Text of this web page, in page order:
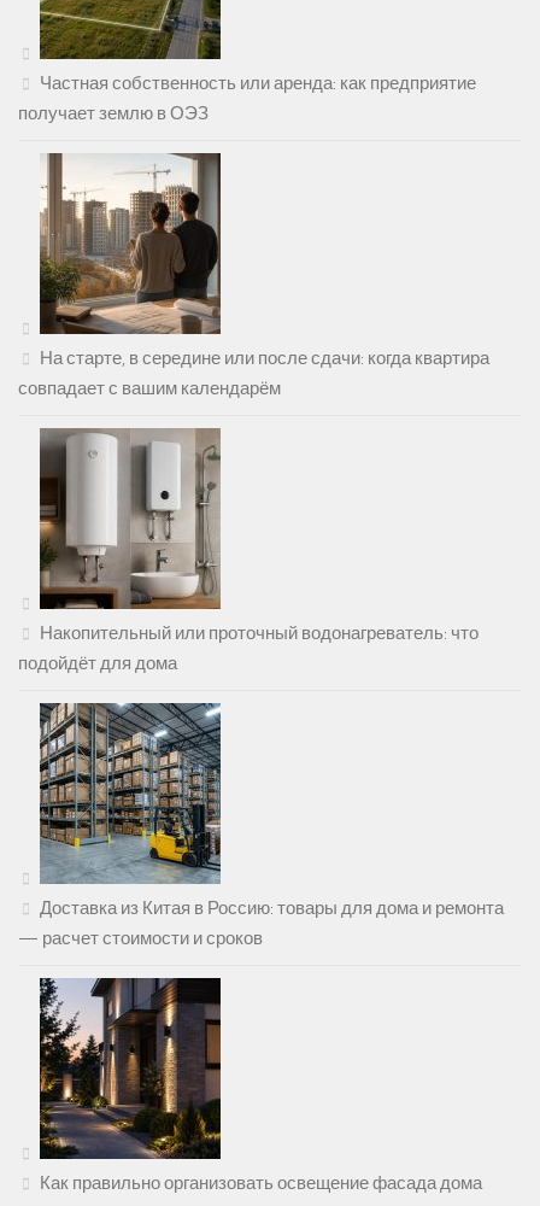
Частная собственность или аренда: как предприятие
получает землю в ОЭЗ
На старте, в середине или после сдачи: когда квартира
совпадает с вашим календарём
Накопительный или проточный водонагреватель: что
подойдёт для дома
Доставка из Китая в Россию: товары для дома и ремонта
— расчет стоимости и сроков
Как правильно организовать освещение фасада дома